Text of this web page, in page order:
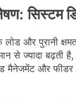
सिस्टम
लोड और पुरानी
से ज्यादा बढ़ती है,
मैनेजमेंट और